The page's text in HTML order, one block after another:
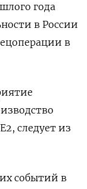
года
в России
в
следует из
событий в